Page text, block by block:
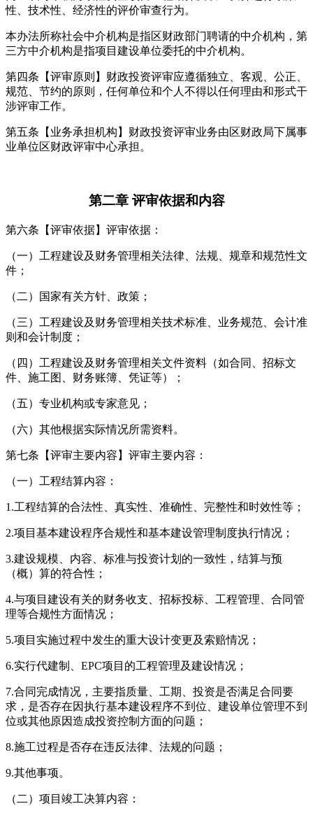
性、技术性、经济性的评价审查行为。
本办法所称社会中介机构是指区财政部门聘请的中介机构，第
三方中介机构是指项目建设单位委托的中介机构。
第四条【评审原则】财政投资评审应遵循独立、客观、公正、
规范、节约的原则，任何单位和个人不得以任何理由和形式干
涉评审工作。
第五条【业务承担机构】财政投资评审业务由区财政局下属事
业单位区财政评审中心承担。
第二章 评审依据和内容
第六条【评审依据】评审依据：
（一）工程建设及财务管理相关法律、法规、规章和规范性文
件；
（二）国家有关方针、政策；
（三）工程建设及财务管理相关技术标准、业务规范、会计准
则和会计制度；
（四）工程建设及财务管理相关文件资料（如合同、招标文
件、施工图、财务账簿、凭证等）；
（五）专业机构或专家意见；
（六）其他根据实际情况所需资料。
第七条【评审主要内容】评审主要内容：
（一）工程结算内容：
1.工程结算的合法性、真实性、准确性、完整性和时效性等；
2.项目基本建设程序合规性和基本建设管理制度执行情况；
3.建设规模、内容、标准与投资计划的一致性，结算与预
（概）算的符合性；
4.与项目建设有关的财务收支、招标投标、工程管理、合同管
理等合规性方面情况；
5.项目实施过程中发生的重大设计变更及索赔情况；
6.实行代建制、EPC项目的工程管理及建设情况；
7.合同完成情况，主要指质量、工期、投资是否满足合同要
求，是否存在因执行基本建设程序不到位、建设单位管理不到
位或其他原因造成投资控制方面的问题；
8.施工过程是否存在违反法律、法规的问题；
9.其他事项。
（二）项目竣工决算内容：